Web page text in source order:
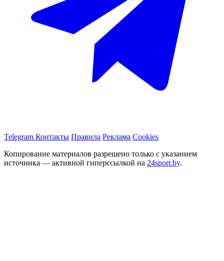
Telegram Контакты Правила Реклама Cookies
Копирование материалов разрешено только с указанием
источника — активной гиперссылкой на 24sport.by.